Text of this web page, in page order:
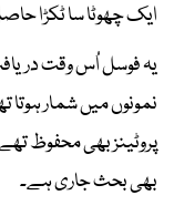
ایک چھوٹا سا ٹکڑا
یہ فوسل اُس وقت
نمونوں میں شمار ہوتا
پروٹینز بھی محفوظ
بھی بحث جاری ہے۔